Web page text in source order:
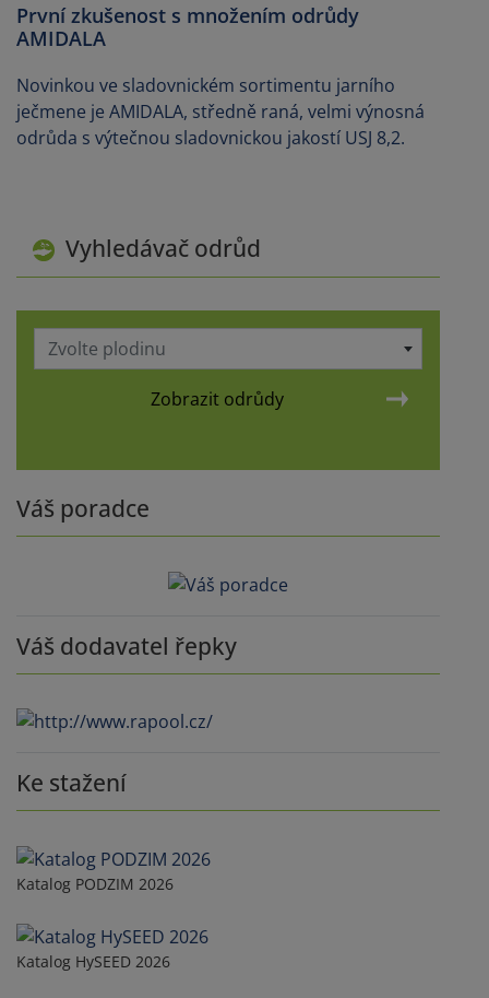
Vyhledávač odrůd
Zvolte plodinu
Zobrazit odrůdy
Váš poradce
Váš dodavatel řepky
Ke stažení
Katalog PODZIM 2026
Katalog HySEED 2026
První zkušenost s množením odrůdy
AMIDALA
Novinkou ve sladovnickém sortimentu jarního
ječmene je AMIDALA, středně raná, velmi výnosná
odrůda s výtečnou sladovnickou jakostí USJ 8,2.